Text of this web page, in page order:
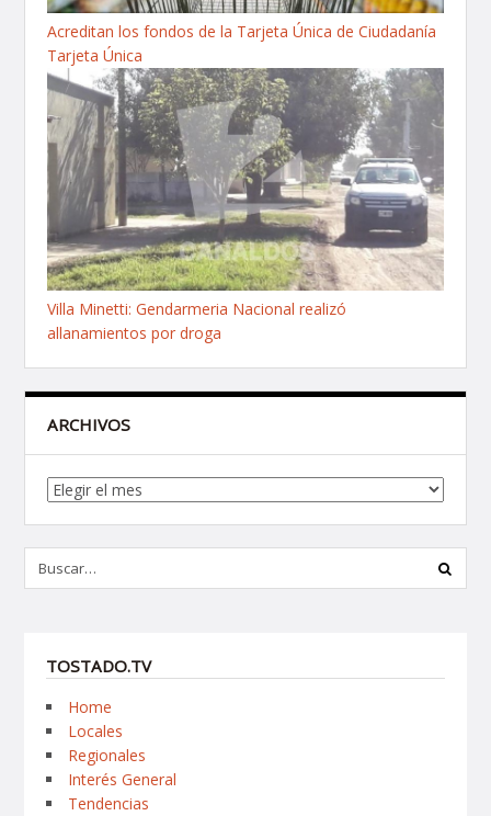
Acreditan los fondos de la Tarjeta Única de Ciudadanía
Tarjeta Única
Villa Minetti: Gendarmeria Nacional realizó
allanamientos por droga
ARCHIVOS
Archivos
TOSTADO.TV
Home
Locales
Regionales
Interés General
Tendencias